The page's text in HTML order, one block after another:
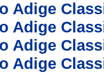
Adige
Adige
Adige
Adige